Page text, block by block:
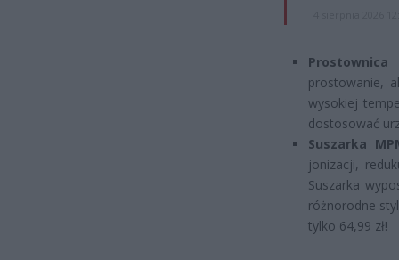
Prostownica
prostowanie,
wysokiej
dostosować
Suszarka
jonizacji,
Suszarka
różnorodne
tylko 64,99 zł!